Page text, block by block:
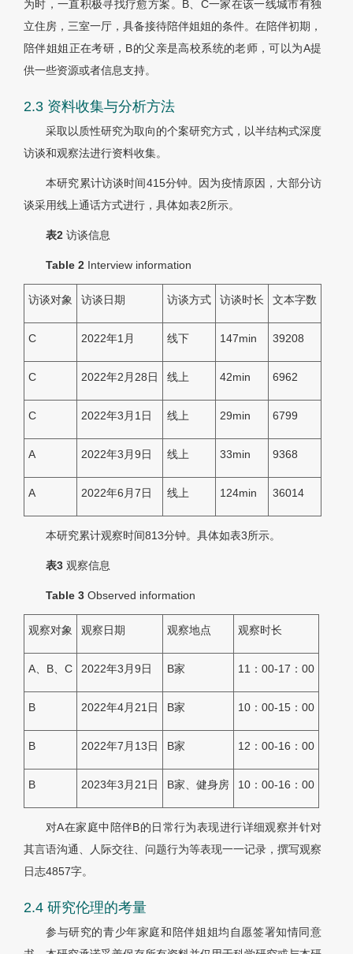
为时，一直积极寻找疗愈方案。B、C一家在该一线城市有独
立住房，三室一厅，具备接待陪伴姐姐的条件。在陪伴初期，
陪伴姐姐正在考研，B的父亲是高校系统的老师，可以为A提
供一些资源或者信息支持。
2.3 资料收集与分析方法
采取以质性研究为取向的个案研究方式，以半结构式深度
访谈和观察法进行资料收集。
本研究累计访谈时间415分钟。因为疫情原因，大部分访
谈采用线上通话方式进行，具体如表2所示。
表2 访谈信息
Table 2 Interview information
访谈对象 访谈日期 访谈方式 访谈时长 文本字数
C 2022年1月 线下 147min 39208
C 2022年2月28日 线上 42min 6962
C 2022年3月1日 线上 29min 6799
A 2022年3月9日 线上 33min 9368
A 2022年6月7日 线上 124min 36014
本研究累计观察时间813分钟。具体如表3所示。
表3 观察信息
Table 3 Observed information
观察对象 观察日期 观察地点 观察时长
A、B、C 2022年3月9日 B家 11：00-17：00
B 2022年4月21日 B家 10：00-15：00
B 2022年7月13日 B家 12：00-16：00
B 2023年3月21日 B家、健身房 10：00-16：00
对A在家庭中陪伴B的日常行为表现进行详细观察并针对
其言语沟通、人际交往、问题行为等表现一一记录，撰写观察
日志4857字。
2.4 研究伦理的考量
参与研究的青少年家庭和陪伴姐姐均自愿签署知情同意